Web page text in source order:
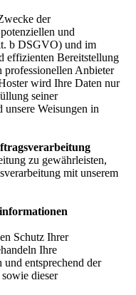
der
und
b DSGVO) und im
effizienten Bereitstellung
professionellen Anbieter
wird Ihre Daten nur
seiner
Weisungen in
zu gewährleisten,
mit unserem
Schutz Ihrer
Ihre
und entsprechend der
dieser